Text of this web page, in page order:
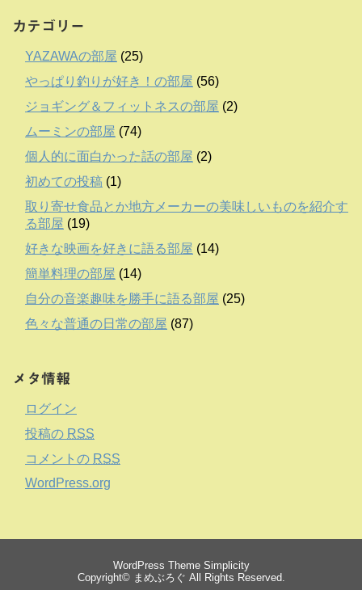
カテゴリー
YAZAWAの部屋 (25)
やっぱり釣りが好き！の部屋 (56)
ジョギング＆フィットネスの部屋 (2)
ムーミンの部屋 (74)
個人的に面白かった話の部屋 (2)
初めての投稿 (1)
取り寄せ食品とか地方メーカーの美味しいものを紹介す
る部屋 (19)
好きな映画を好きに語る部屋 (14)
簡単料理の部屋 (14)
自分の音楽趣味を勝手に語る部屋 (25)
色々な普通の日常の部屋 (87)
メタ情報
ログイン
投稿の RSS
コメントの RSS
WordPress.org
WordPress Theme Simplicity
Copyright© まめぶろぐ All Rights Reserved.